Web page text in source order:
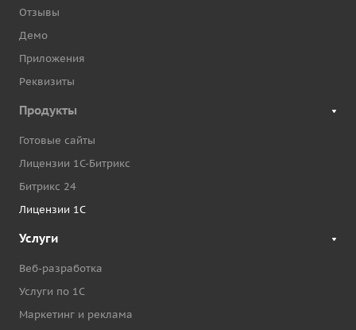
Отзывы
Демо
Приложения
Реквизиты
Продукты
Готовые сайты
Лицензии 1С-Битрикс
Битрикс 24
Лицензии 1С
Услуги
Веб-разработка
Услуги по 1С
Маркетинг и реклама